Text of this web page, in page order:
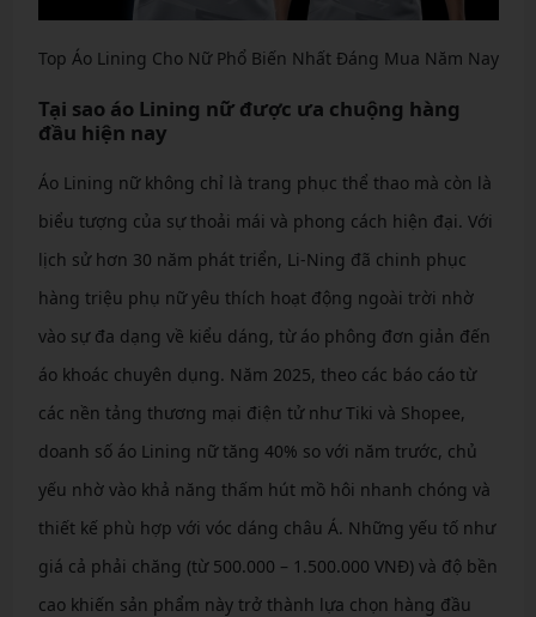
Top Áo Lining Cho Nữ Phổ Biến Nhất Đáng Mua Năm Nay
Tại sao áo Lining nữ được ưa chuộng hàng
đầu hiện nay
Áo Lining nữ không chỉ là trang phục thể thao mà còn là
biểu tượng của sự thoải mái và phong cách hiện đại. Với
lịch sử hơn 30 năm phát triển, Li-Ning đã chinh phục
hàng triệu phụ nữ yêu thích hoạt động ngoài trời nhờ
vào sự đa dạng về kiểu dáng, từ áo phông đơn giản đến
áo khoác chuyên dụng. Năm 2025, theo các báo cáo từ
các nền tảng thương mại điện tử như Tiki và Shopee,
doanh số áo Lining nữ tăng 40% so với năm trước, chủ
yếu nhờ vào khả năng thấm hút mồ hôi nhanh chóng và
thiết kế phù hợp với vóc dáng châu Á. Những yếu tố như
giá cả phải chăng (từ 500.000 – 1.500.000 VNĐ) và độ bền
cao khiến sản phẩm này trở thành lựa chọn hàng đầu